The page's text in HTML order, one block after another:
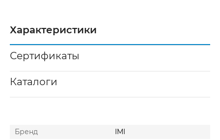
Характеристики
Сертификаты
Каталоги
Бренд
IMI